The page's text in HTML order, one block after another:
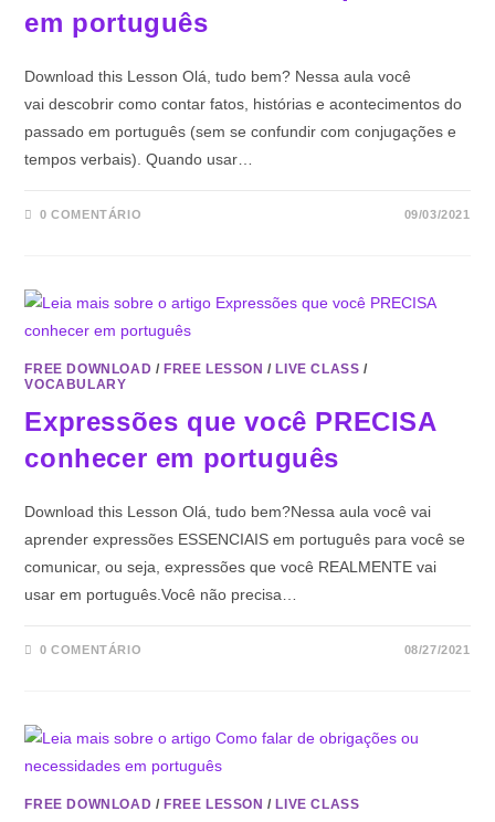
em português
Download this Lesson Olá, tudo bem? Nessa aula você
vai descobrir como contar fatos, histórias e acontecimentos do
passado em português (sem se confundir com conjugações e
tempos verbais). Quando usar…
0 COMENTÁRIO 09/03/2021
FREE DOWNLOAD /FREE LESSON /LIVE CLASS /
VOCABULARY
Expressões que você PRECISA
conhecer em português
Download this Lesson Olá, tudo bem?Nessa aula você vai
aprender expressões ESSENCIAIS em português para você se
comunicar, ou seja, expressões que você REALMENTE vai
usar em português.Você não precisa…
0 COMENTÁRIO 08/27/2021
FREE DOWNLOAD /FREE LESSON /LIVE CLASS